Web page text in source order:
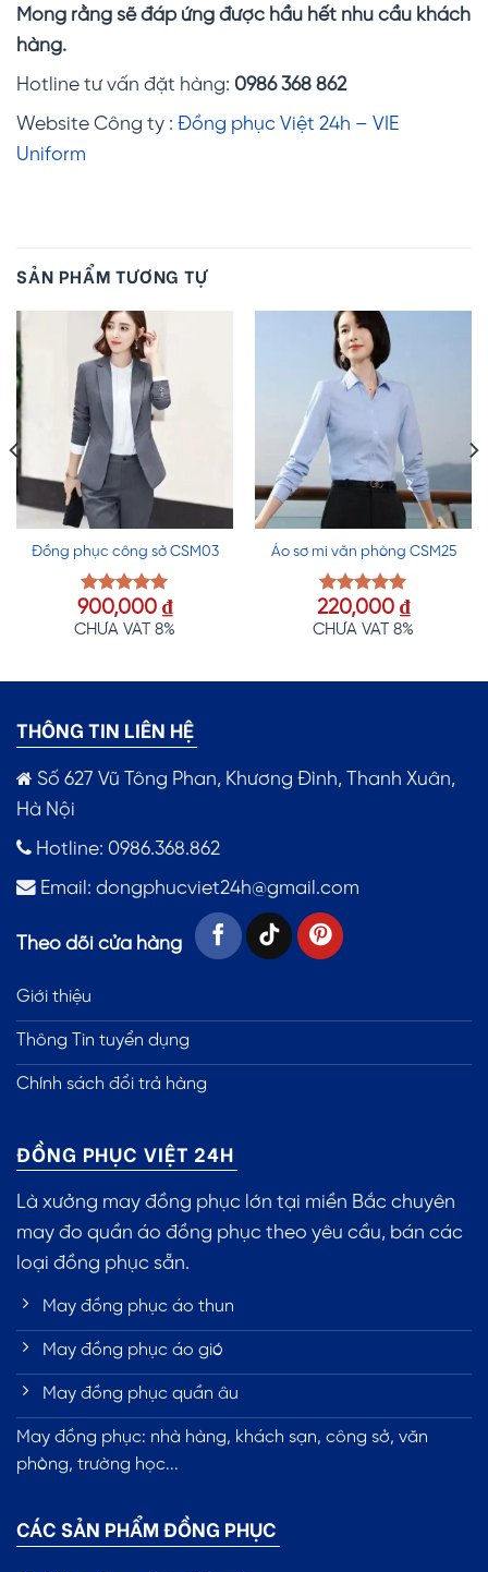
Mong rằng sẽ đáp ứng được hầu hết nhu cầu khách
hàng.
Hotline tư vấn đặt hàng: 0986 368 862
Website Công ty : Đồng phục Việt 24h – VIE
Uniform
SẢN PHẨM TƯƠNG TỰ
Đồng phục công sở CSM03
Được xếp
hạng5.00
900,000 ₫
CHƯA VAT 8%
Áo sơ mi văn phòng CSM25
Được xếp
hạng5.00
220,000 ₫
CHƯA VAT 8%
THÔNG TIN LIÊN HỆ
Số 627 Vũ Tông Phan, Khương Đình, Thanh Xuân,
Hà Nội
Hotline: 0986.368.862
Email: dongphucviet24h@gmail.com
Theo dõi cửa hàng
Giới thiệu
Thông Tin tuyển dụng
Chính sách đổi trả hàng
ĐỒNG PHỤC VIỆT 24H
Là xưởng may đồng phục lớn tại miền Bắc chuyên
may đo quần áo đồng phục theo yêu cầu, bán các
loại đồng phục sẵn.
May đồng phục áo thun
May đồng phục áo gió
May đồng phục quần âu
May đồng phục: nhà hàng, khách sạn, công sở, văn
phòng, trường học...
CÁC SẢN PHẨM ĐỒNG PHỤC